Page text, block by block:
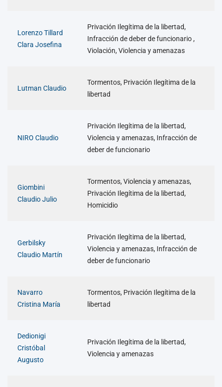
Lorenzo Tillard
Clara Josefina
Privación Ilegítima de la libertad,
Infracción de deber de funcionario ,
Violación, Violencia y amenazas
Lutman Claudio
Tormentos, Privación Ilegítima de la
libertad
NIRO Claudio
Privación Ilegítima de la libertad,
Violencia y amenazas, Infracción de
deber de funcionario
Giombini
Claudio Julio
Tormentos, Violencia y amenazas,
Privación Ilegítima de la libertad,
Homicidio
Gerbilsky
Claudio Martín
Privación Ilegítima de la libertad,
Violencia y amenazas, Infracción de
deber de funcionario
Navarro
Cristina María
Tormentos, Privación Ilegítima de la
libertad
Dedionigi
Cristóbal
Augusto
Privación Ilegítima de la libertad,
Violencia y amenazas